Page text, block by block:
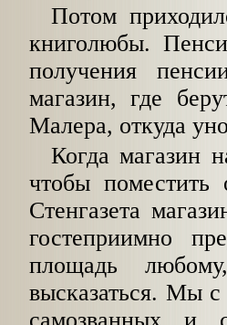
Потом
книголюбы.
получения
магазин, где
Малера, откуда
Когда магазин
чтобы поместить
Стенгазета
гостеприимно
площадь
высказаться. Мы